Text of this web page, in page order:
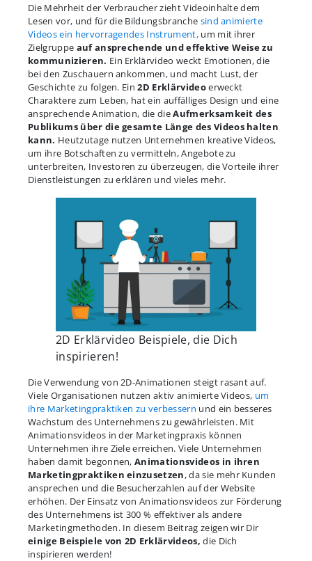
Die Mehrheit der Verbraucher zieht Videoinhalte dem
Lesen vor, und für die Bildungsbranche sind animierte
Videos ein hervorragendes Instrument,um mit ihrer
Zielgruppe auf ansprechende und effektive Weise zu
kommunizieren. Ein Erklärvideo weckt Emotionen, die
bei den Zuschauern ankommen, und macht Lust, der
Geschichte zu folgen. Ein2D Erklärvideoerweckt
Charaktere zum Leben, hat ein auffälliges Design und eine
ansprechende Animation, die dieAufmerksamkeit des
Publikums über die gesamte Länge des Videos halten
kann. Heutzutage nutzen Unternehmen kreative Videos,
um ihre Botschaften zu vermitteln, Angebote zu
unterbreiten, Investoren zu überzeugen, die Vorteile ihrer
Dienstleistungen zu erklären und vieles mehr.
2D Erklärvideo Beispiele, die Dich
inspirieren!
Die Verwendung von 2D-Animationen steigt rasant auf.
Viele Organisationen nutzen aktiv animierte Videos, um
ihre Marketingpraktiken zu verbessern und ein besseres
Wachstum des Unternehmens zu gewährleisten. Mit
Animationsvideos in der Marketingpraxis können
Unternehmen ihre Ziele erreichen. Viele Unternehmen
haben damit begonnen,Animationsvideos in ihren
Marketingpraktiken einzusetzen, da sie mehr Kunden
ansprechen und die Besucherzahlen auf der Website
erhöhen. Der Einsatz von Animationsvideos zur Förderung
des Unternehmens ist 300 % effektiver als andere
Marketingmethoden. In diesem Beitrag zeigen wir Dir
einige Beispiele von 2D Erklärvideos, die Dich
inspirieren werden!